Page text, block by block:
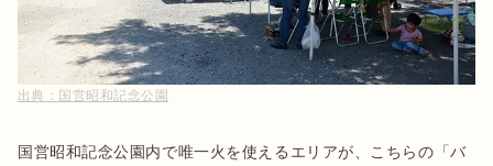
出典： 国営昭和記念公園
国営昭和記念公園内で唯一火を使えるエリアが、こちらの「バ